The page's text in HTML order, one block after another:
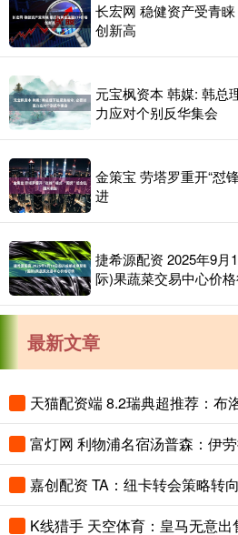
长宏网 稳健资产受青
创新高
元宝枫资本 韩媒: 韩总
力应对个别反华集会
金策宝 劳塔罗重开“怼
进
捷希源配资 2025年9月
际)果蔬菜交易中心价
最新文章
天猫配资端 8.2瑞典超推荐：布
富灯网 利物浦名宿汤普森：伊